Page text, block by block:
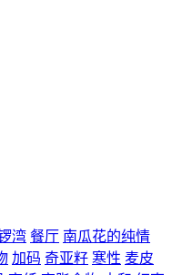
湾 餐厅 南瓜花的纯情
加码 奇亚籽 寒性 麦皮